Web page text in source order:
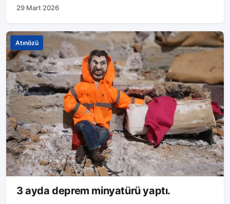
29 Mart 2026
Atınözü
3 ayda deprem minyatürü yaptı.